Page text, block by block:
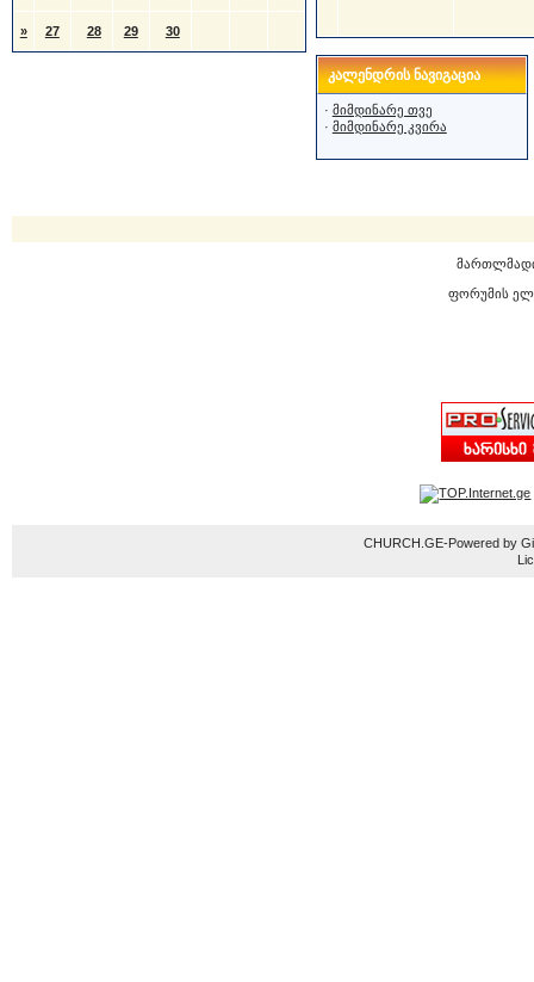
» 27 28 29 30
კალენდრის ნავიგაცია
· მიმდინარე თვე
· მიმდინარე კვირა
ფორუმის
CHURCH.GE-Powered by